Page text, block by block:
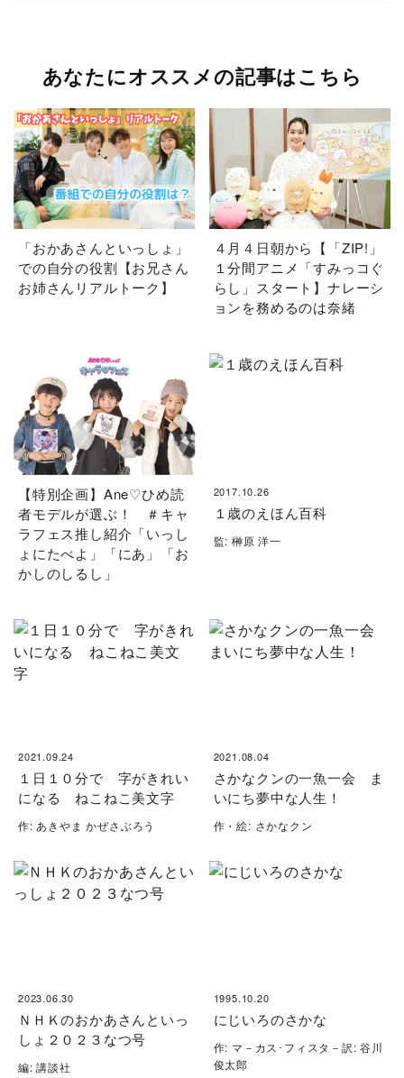
あなたにオススメの記事はこちら
「おかあさんといっしょ」
での自分の役割【お兄さん
お姉さんリアルトーク】
４月４日朝から【「ZIP!」
１分間アニメ「すみっコぐ
らし」スタート】ナレーシ
ョンを務めるのは奈緒
【特別企画】Ane♡ひめ読
者モデルが選ぶ！ ＃キャ
ラフェス推し紹介「いっし
ょにたべよ」「にあ」「お
かしのしるし」
2017.10.26
１歳のえほん百科
監: 榊原 洋一
2021.09.24
１日１０分で 字がきれい
になる ねこねこ美文字
作: あきやま かぜさぶろう
2021.08.04
さかなクンの一魚一会 ま
いにち夢中な人生！
作・絵: さかなクン
2023.06.30
ＮＨＫのおかあさんといっ
しょ２０２３なつ号
編: 講談社
1995.10.20
にじいろのさかな
作: マ－カス･フィスタ－訳: 谷川
俊太郎